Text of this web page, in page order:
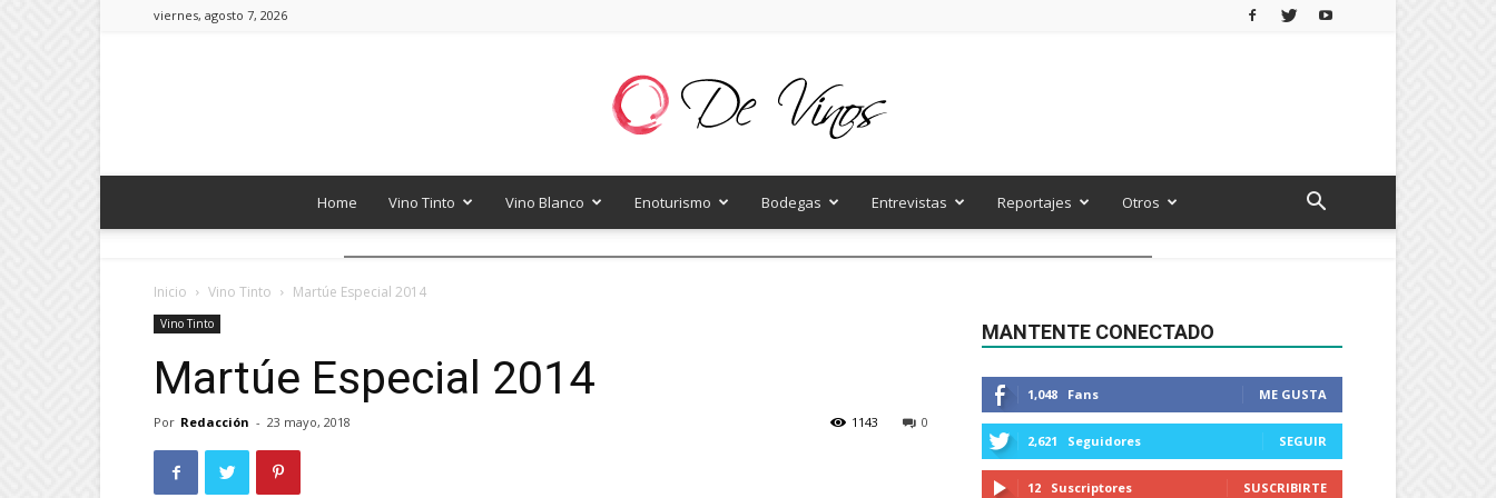
viernes, agosto 7, 2026
Home Vino Tinto Vino Blanco Enoturismo Bodegas Entrevistas Reportajes Otros
Inicio Vino Tinto Martúe Especial 2014
Vino Tinto
Martúe Especial 2014
Por Redacción - 23 mayo, 2018 0
1143
MANTENTE CONECTADO
1,048 Fans ME GUSTA
2,621 Seguidores SEGUIR
12 Suscriptores SUSCRIBIRTE